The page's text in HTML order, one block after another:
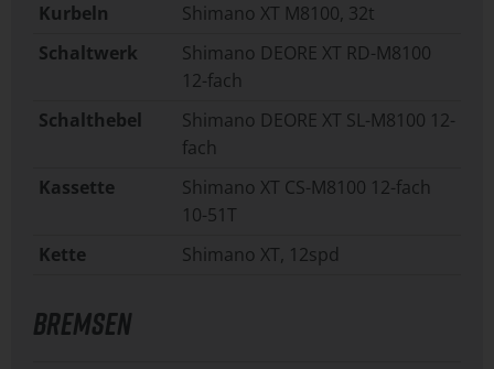
Kurbeln
Shimano XT M8100, 32t
Schaltwerk
Shimano DEORE XT RD-M8100
12-fach
Schalthebel
Shimano DEORE XT SL-M8100 12-
fach
Kassette
Shimano XT CS-M8100 12-fach
10-51T
Kette
Shimano XT, 12spd
BREMSEN